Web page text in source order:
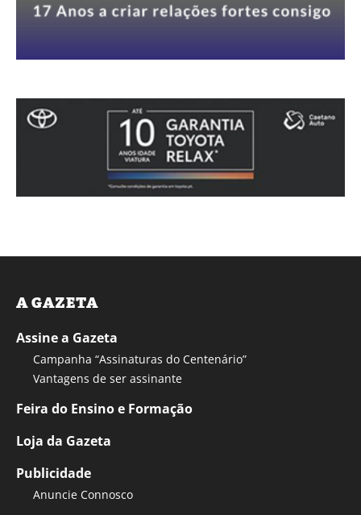
A GAZETA
Assine a Gazeta
Campanha “Assinaturas do Centenário”
Vantagens de ser assinante
Feira do Ensino e Formação
Loja da Gazeta
Publicidade
Anuncie Connosco